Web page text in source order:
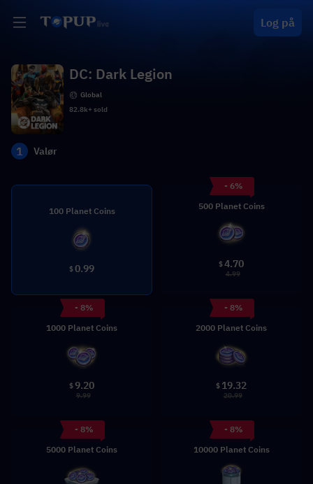
Log på
DC: Dark Legion
Global
82.8k+ sold
1 Valør
100 Planet Coins
$0.99
- 6%
500 Planet Coins
$4.70
4.99
- 8%
1000 Planet Coins
$9.20
9.99
- 8%
2000 Planet Coins
$ 19.32
20.99
- 8%
5000 Planet Coins
- 8%
10000 Planet Coins